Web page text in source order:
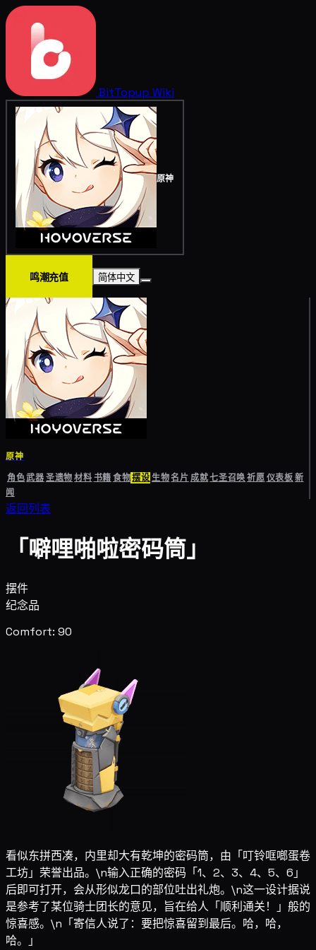
BitTopup Wiki
原神
鸣潮充值 简体中文
原神
角色武器圣遗物材料书籍食物摆设生物名片成就七圣召唤祈愿仪表板新
闻
返回列表
「噼哩啪啦密码筒」
摆件
纪念品
Comfort: 90
看似东拼西凑，内里却大有乾坤的密码筒，由「叮铃哐啷蛋卷
工坊」荣誉出品。\n输入正确的密码「1、2、3、4、5、6」
后即可打开，会从形似龙口的部位吐出礼炮。\n这一设计据说
是参考了某位骑士团长的意见，旨在给人「顺利通关！」般的
惊喜感。\n「寄信人说了：要把惊喜留到最后。哈，哈，
哈。」